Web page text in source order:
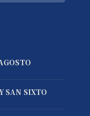
SAN SIXTO